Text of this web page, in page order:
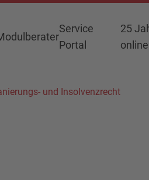
Service
Portal
25
online
und Insolvenzrecht